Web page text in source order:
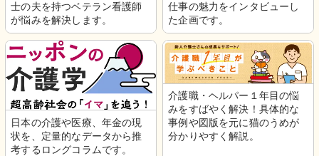
士の夫を持つベテラン看護師
が悩みを解決します。
仕事の魅力をインタビューし
た企画です。
日本の介護や医療、年金の現
状を、定量的なデータから推
考するロングコラムです。
介護職・ヘルパー１年目の悩
みをすばやく解決！具体的な
事例や図版を元に猫のうめが
分かりやすく解説。